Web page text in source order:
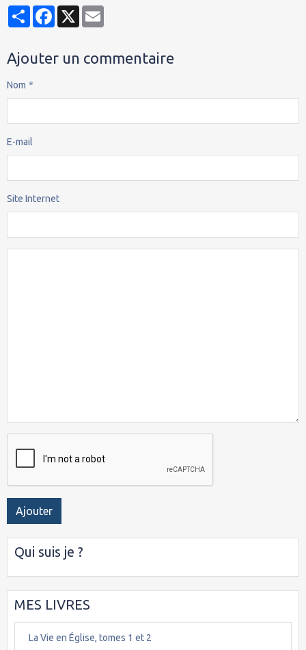
PartagerFacebook
X
Ajouter un commentaire
Nom
E-mail
Site Internet
Ajouter
Qui suis je ?
MES LIVRES
La Vie en Église, tomes 1 et 2